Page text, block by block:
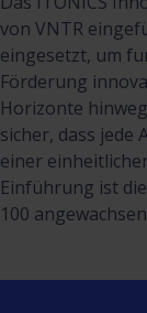
von VNTR
eingesetzt, um
Förderung
Horizonte
sicher, dass
einer
Einführung ist
100